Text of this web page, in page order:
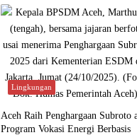
Lingkungan
Aceh Raih Penghargaan Subroto
Program Vokasi Energi Berbasis